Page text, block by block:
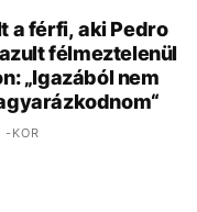
a férfi, aki Pedro
félmeztelenül
„Igazából nem
-KOR